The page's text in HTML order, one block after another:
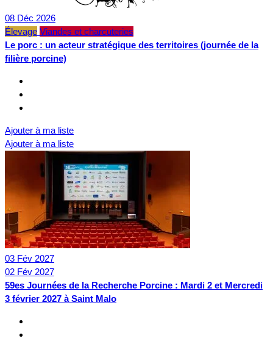
08 Déc 2026
Élevage Viandes et charcuteries
Le porc : un acteur stratégique des territoires (journée de la
filière porcine)
Ajouter à ma liste
Ajouter à ma liste
03 Fév 2027
02 Fév 2027
59es Journées de la Recherche Porcine : Mardi 2 et Mercredi
3 février 2027 à Saint Malo